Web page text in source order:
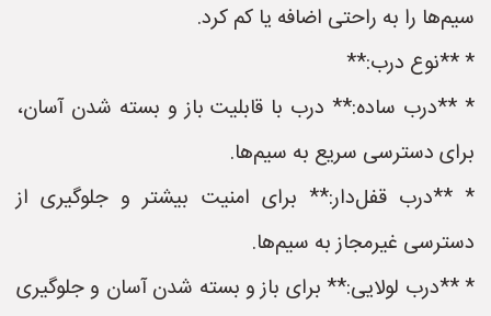
سیم‌ها را به راحتی اضافه یا کم کرد.
* **نوع درب:**
* **درب ساده:** درب با قابلیت باز و بسته شدن آسان،
برای دسترسی سریع به سیم‌ها.
* **درب قفل‌دار:** برای امنیت بیشتر و جلوگیری از
دسترسی غیرمجاز به سیم‌ها.
* **درب لولایی:** برای باز و بسته شدن آسان و جلوگیری